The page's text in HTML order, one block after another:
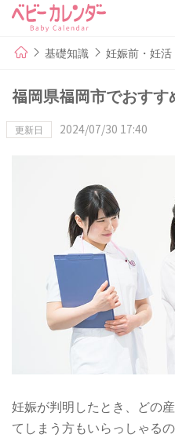
基礎知識 妊娠前・妊活
福岡県福岡市でおす
更新日 2024/07/30 17:40
妊娠が判明したとき、どの
てしまう方もいらっしゃる